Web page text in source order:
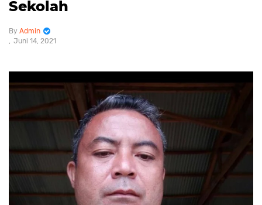
Sekolah
Admin
Juni 14, 2021